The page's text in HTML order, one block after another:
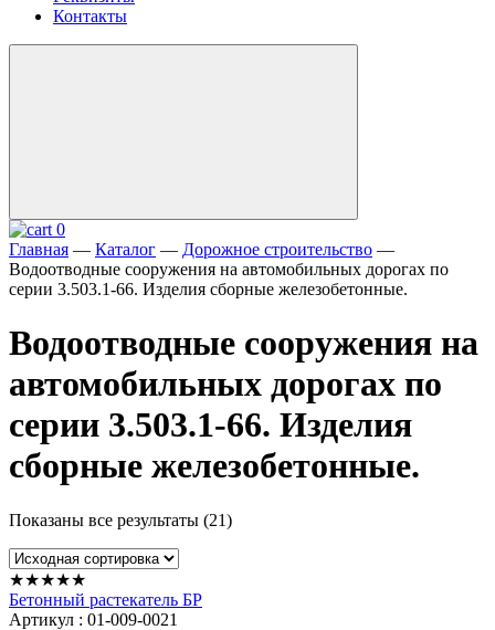
Контакты
0
Главная — Каталог — Дорожное строительство —
Водоотводные сооружения на автомобильных дорогах по
серии 3.503.1-66. Изделия сборные железобетонные.
Водоотводные сооружения на
автомобильных дорогах по
серии 3.503.1-66. Изделия
сборные железобетонные.
Показаны все результаты (21)
★★★★★
Бетонный растекатель БР
Артикул : 01-009-0021